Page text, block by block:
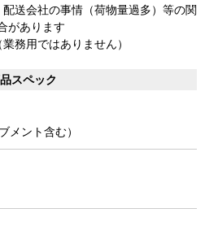
送会社の事情（荷物量過多）等の関
があります
務用ではありません）
スペック
メント含む）